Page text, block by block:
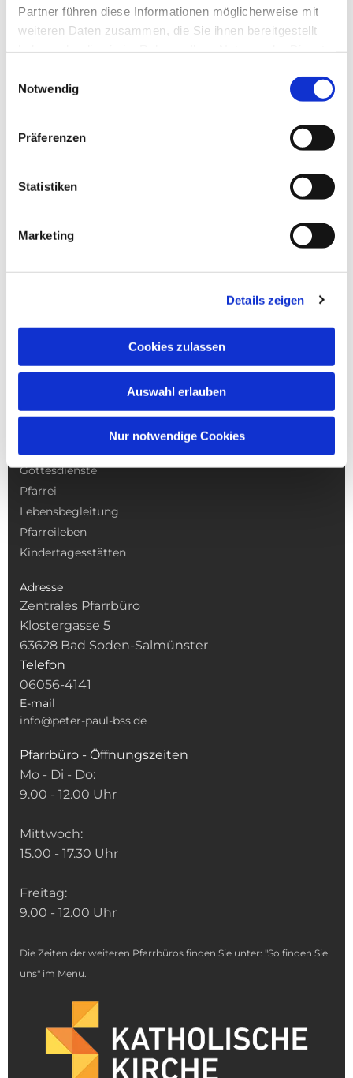
Partner führen diese Informationen möglicherweise mit
weiteren Daten zusammen, die Sie ihnen bereitgestellt
Notwendig
Präferenzen
Statistiken
Marketing
Details zeigen
Cookies zulassen
Auswahl erlauben
Nur notwendige Cookies
Gottesdienste
Pfarrei
Lebensbegleitung
Pfarreileben
Kindertagesstätten
Adresse
Zentrales Pfarrbüro
Klostergasse 5
63628 Bad Soden-Salmünster
Telefon
06056-4141
E-mail
info@peter-paul-bss.de
Pfarrbüro - Öffnungszeiten
Mo - Di - Do:
9.00 - 12.00 Uhr
Mittwoch:
15.00 - 17.30 Uhr
Freitag:
9.00 - 12.00 Uhr
Die Zeiten der weiteren Pfarrbüros finden Sie unter: "So finden Sie
uns" im Menu.